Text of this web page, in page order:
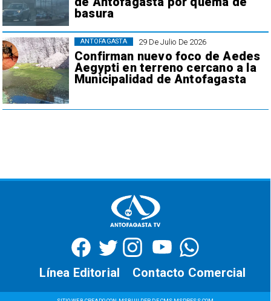
basura
29 De Julio De 2026
Confirman nuevo foco de Aedes
Aegypti en terreno cercano a la
Municipalidad de Antofagasta
ANTOFAGASTA
Contacto Comercial
Línea Editorial